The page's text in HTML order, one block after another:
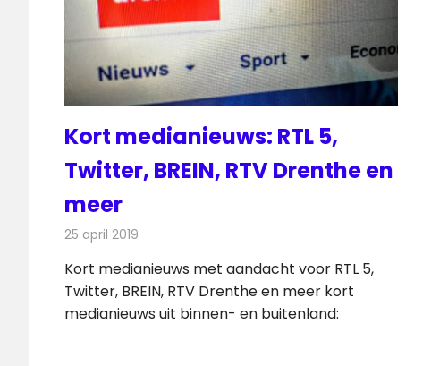
Kort medianieuws: RTL 5,
Twitter, BREIN, RTV Drenthe en
meer
25 april 2019
Kort medianieuws met aandacht voor RTL 5,
Twitter, BREIN, RTV Drenthe en meer kort
medianieuws uit binnen- en buitenland: